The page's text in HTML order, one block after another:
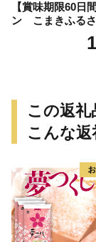
【賞味期限60日
ン こまきふる
ュセット（20個
用備蓄 保存食
この返
こんな